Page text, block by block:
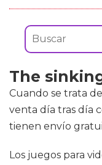
The
Cuando se trata
venta día tras día
tienen envío
Los juegos para